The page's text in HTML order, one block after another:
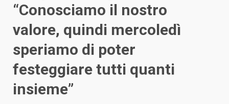
“Conosciamo il nostro
valore, quindi mercoledì
speriamo di poter
festeggiare tutti quanti
insieme”